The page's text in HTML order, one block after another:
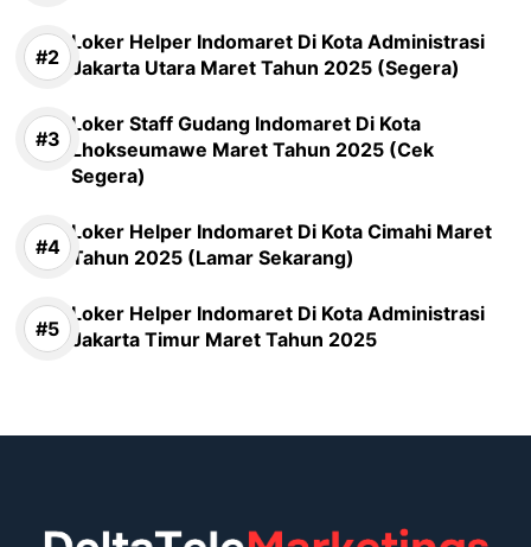
Loker Helper Indomaret Di Kota Administrasi
Jakarta Utara Maret Tahun 2025 (Segera)
Loker Staff Gudang Indomaret Di Kota
Lhokseumawe Maret Tahun 2025 (Cek
Segera)
Loker Helper Indomaret Di Kota Cimahi Maret
Tahun 2025 (Lamar Sekarang)
Loker Helper Indomaret Di Kota Administrasi
Jakarta Timur Maret Tahun 2025